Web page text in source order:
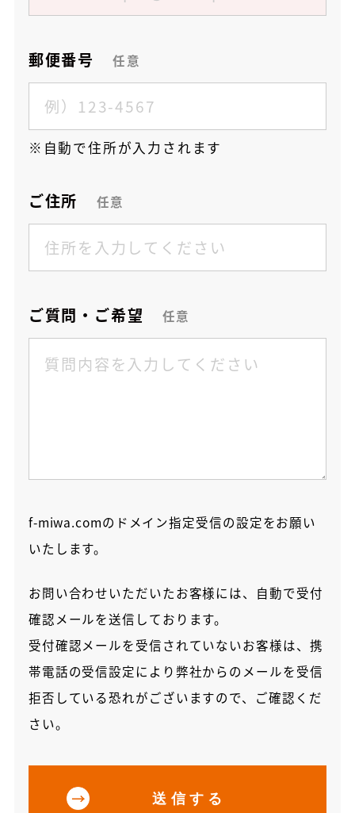
郵便番号 任意
自動で住所が入力されます
ご住所 任意
ご質問・ご希望 任意
f-miwa.comのドメイン指定受信の設定をお願い
いたします。
お問い合わせいただいたお客様には、自動で受付
確認メールを送信しております。
受付確認メールを受信されていないお客様は、 携
帯電話の受信設定により弊社からのメールを受信
拒否している恐れがございますので、ご確認くだ
さい。